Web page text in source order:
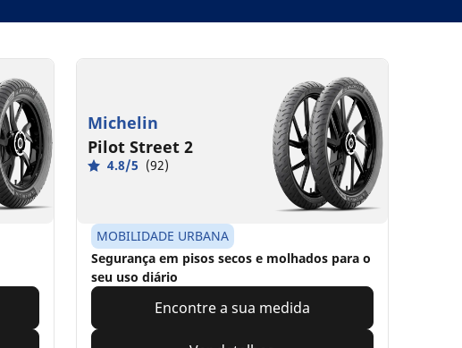
Michelin
Pilot Street 2
4.8/5 (92)
MOBILIDADE URBANA
Segurança em pisos secos e molhados para o
seu uso diário
Encontre a sua medida